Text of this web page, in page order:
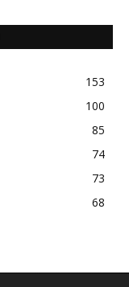
153
100
85
74
73
68